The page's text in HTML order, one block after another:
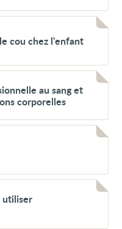
cou chez l'enfant
au sang et
corporelles
utiliser